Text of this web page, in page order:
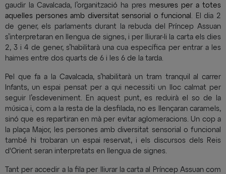
gaudir la Cavalcada, l’organització ha pres mesures per a totes
aquelles persones amb diversitat sensorial o funcional . El dia 2
de gener, els parlaments durant la rebuda del Príncep Assuan
s’interpretaran en llengua de signes, i per lliurar-li la carta els dies
2, 3 i 4 de gener, s’habilitarà una cua específica per entrar a les
haimes entre dos quarts de 6 i les 6 de la tarda.
Pel que fa a la Cavalcada, s’habilitarà un tram tranquil al carrer
Infants, un espai pensat per a qui necessiti un lloc calmat per
seguir l’esdeveniment. En aquest punt, es reduirà el so de la
música i, com a la resta de la desfilada, no es llençaran caramels,
sinó que es repartiran en mà per evitar aglomeracions. Un cop a
la plaça Major, les persones amb diversitat sensorial o funcional
també hi trobaran un espai reservat, i els discursos dels Reis
d'Orient seran interpretats en llengua de signes.
Tant per accedir a la fila per lliurar la carta al Príncep Assuan com